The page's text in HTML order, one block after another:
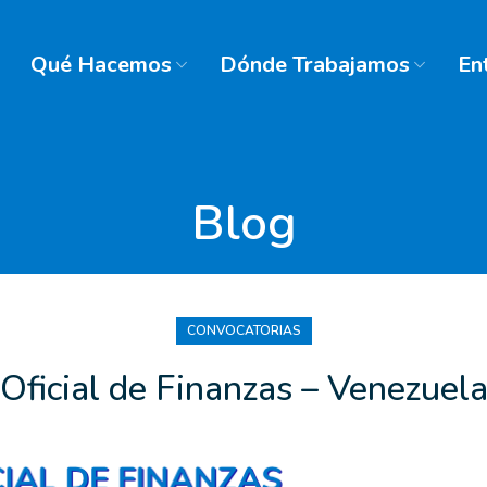
Qué Hacemos Dónde Trabajamos
Blog
CONVOCATORIAS
Oficial de Finanzas – Venezuela